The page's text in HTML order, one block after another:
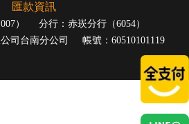
匯款資訊
）
分行：赤崁分行（6054）
司台南分公司
帳號：60510101119